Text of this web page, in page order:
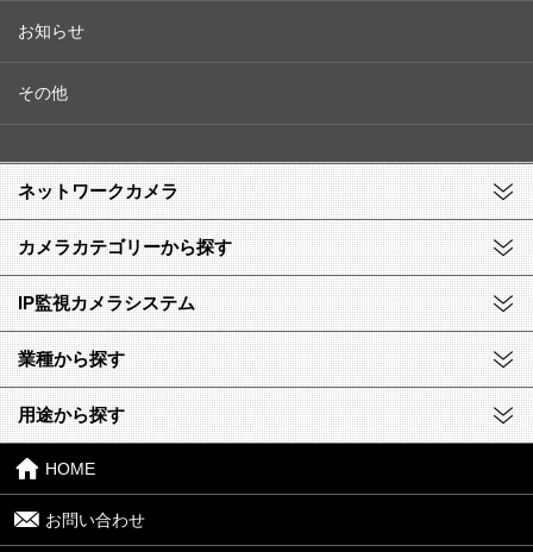
お知らせ
その他
ネットワークカメラ
カメラカテゴリーから探す
IP監視カメラシステム
業種から探す
用途から探す
HOME
お問い合わせ